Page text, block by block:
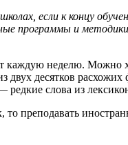
если к концу
программы и
каждую неделю.
двух десятков
слова из
то преподавать